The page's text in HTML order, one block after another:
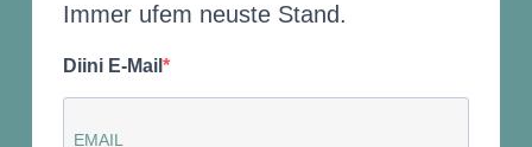
Immer ufem neuste Stand.
Diini E-Mail